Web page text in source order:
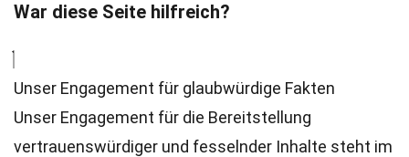
War diese Seite hilfreich?
Unser Engagement für glaubwürdige Fakten
Unser Engagement für die Bereitstellung
vertrauenswürdiger und fesselnder Inhalte steht im